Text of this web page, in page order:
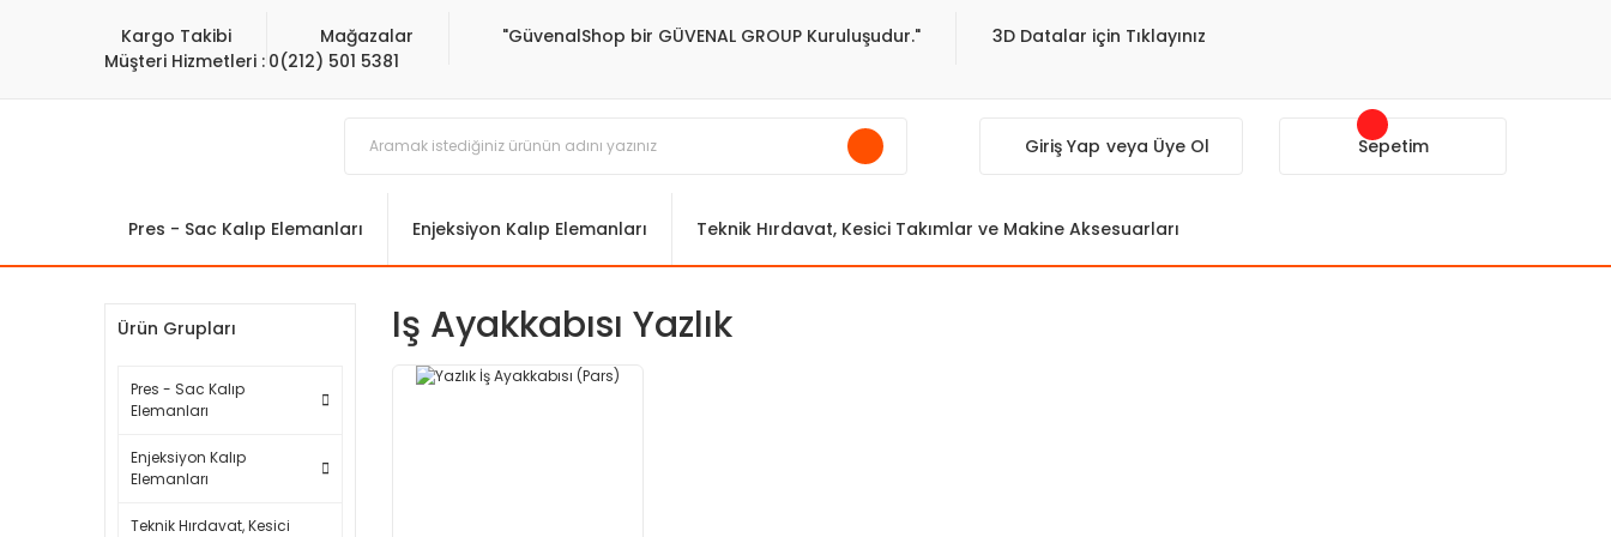
Kargo Takibi Mağazalar "GüvenalShop bir GÜVENAL GROUP Kuruluşudur."
3D Datalar için Tıklayınız
Müşteri Hizmetleri : 0(212) 501 5381
Giriş Yap veya Üye Ol Sepetim
Pres - Sac Kalıp Elemanları Enjeksiyon Kalıp Elemanları Teknik Hırdavat, Kesici Takımlar ve Makine Aksesuarları
Ürün Grupları
Pres - Sac Kalıp
Elemanları
Enjeksiyon Kalıp
Elemanları
Teknik Hırdavat, Kesici
Iş Ayakkabısı Yazlık